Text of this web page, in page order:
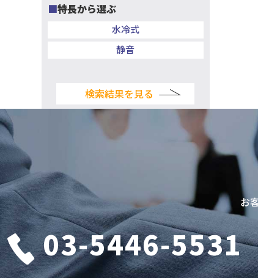
特長から選ぶ
検索結果を見る
お
03-5446-5531